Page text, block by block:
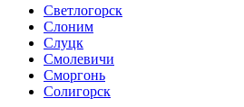
Светлогорск
Слоним
Слуцк
Смолевичи
Сморгонь
Солигорск